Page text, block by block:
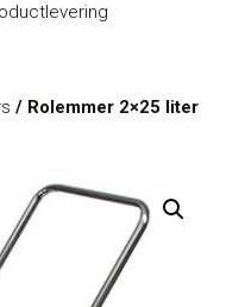
/ Rolemmer 2×25 liter